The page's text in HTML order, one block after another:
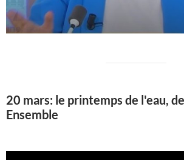
20 mars: le printemps de l'eau,
Ensemble